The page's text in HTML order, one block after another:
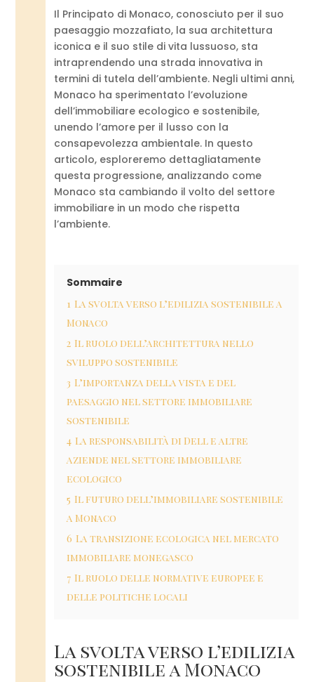
Il Principato di Monaco, conosciuto per il suo
paesaggio mozzafiato, la sua architettura
iconica e il suo stile di vita lussuoso, sta
intraprendendo una strada innovativa in
termini di tutela dell’ambiente. Negli ultimi anni,
Monaco ha sperimentato l’evoluzione
dell’immobiliare ecologico e sostenibile,
unendo l’amore per il lusso con la
consapevolezza ambientale. In questo
articolo, esploreremo dettagliatamente
questa progressione, analizzando come
Monaco sta cambiando il volto del settore
immobiliare in un modo che rispetta
l’ambiente.
Sommaire
1 La svolta verso l’edilizia sostenibile a
Monaco
2 Il ruolo dell’architettura nello
sviluppo sostenibile
3 L’importanza della vista e del
paesaggio nel settore immobiliare
sostenibile
4 La responsabilità di Dell e altre
aziende nel settore immobiliare
ecologico
5 Il futuro dell’immobiliare sostenibile
a Monaco
6 La transizione ecologica nel mercato
immobiliare monegasco
7 Il ruolo delle normative europee e
delle politiche locali
La svolta verso l’edilizia
sostenibile a Monaco